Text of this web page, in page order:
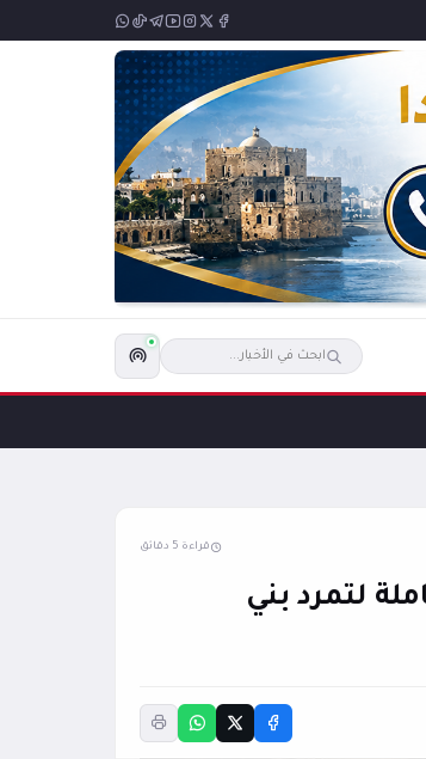
قراءة 5 دقائق
الكاملة لتمرد بني